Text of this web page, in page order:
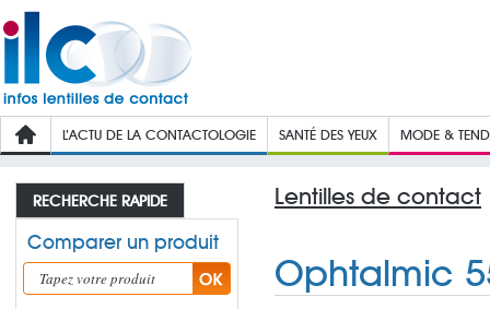
L’ACTU DE LA CONTACTOLOGIE SANTÉ DES YEUX MODE &
RECHERCHE RAPIDE
Comparer un produit
Lentilles de contact
Ophtalmic